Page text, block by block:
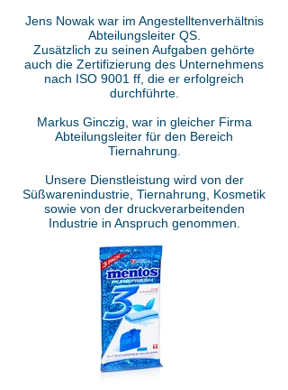
Jens Nowak war im Angestelltenverhältnis
Abteilungsleiter QS.
Zusätzlich zu seinen Aufgaben gehörte
auch die Zertifizierung des Unternehmens
nach ISO 9001 ff, die er erfolgreich
durchführte.
Markus Ginczig, war in gleicher Firma
Abteilungsleiter für den Bereich
Tiernahrung.
Unsere Dienstleistung wird von der
Süßwarenindustrie, Tiernahrung, Kosmetik
sowie von der druckverarbeitenden
Industrie in Anspruch genommen.